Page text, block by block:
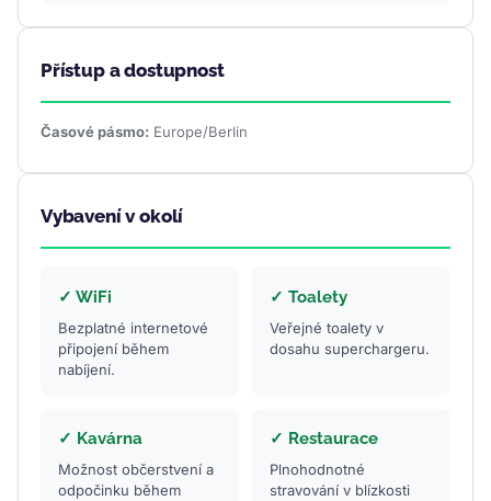
Přístup a dostupnost
Časové pásmo: Europe/Berlin
Vybavení v okolí
✓ WiFi
Bezplatné internetové
připojení během
nabíjení.
✓ Toalety
Veřejné toalety v
dosahu superchargeru.
✓ Kavárna
Možnost občerstvení a
odpočinku během
✓ Restaurace
Plnohodnotné
stravování v blízkosti